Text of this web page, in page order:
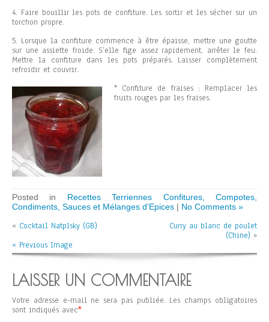
4. Faire bouillir les pots de confiture. Les sortir et les sécher sur un
torchon propre.
5. Lorsque la confiture commence à être épaisse, mettre une goutte
sur une assiette froide. S’elle fige assez rapidement, arrêter le feu.
Mettre la confiture dans les pots préparés. Laisser complètement
refroidir et couvrir.
* Confiture de fraises : Remplacer les
fruits rouges par les fraises.
Posted in Recettes Terriennes Confitures, Compotes,
Condiments, Sauces et Mélanges d'Epices | No Comments »
« Cocktail Natplsky (GB)
Curry au blanc de poulet
(Chine) »
« Previous Image
LAISSER UN COMMENTAIRE
Votre adresse e-mail ne sera pas publiée. Les champs obligatoires
sont indiqués avec*